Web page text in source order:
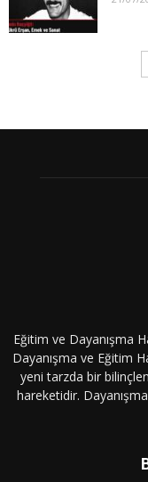
Eğitim ve Dayanışma
Dayanışma ve Eğitim
yeni tarzda bir
hareketidir.